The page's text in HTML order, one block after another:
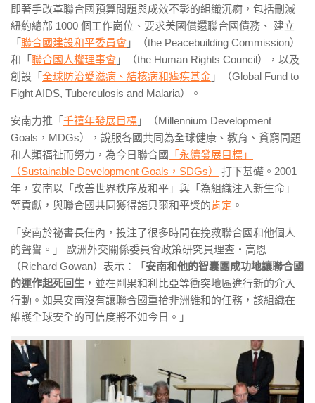
即著手改革聯合國預算問題與成效不彰的組織沉痾，包括刪減
紐約總部 1000 個工作崗位、要求美國償還聯合國債務、 建立
「 聯合國建設和平委員會 」（the Peacebuilding Commission）
和「 聯合國人權理事會 」（the Human Rights Council），以及
創設「 全球防治愛滋病、結核病和瘧疾基金 」（Global Fund to
Fight AIDS, Tuberculosis and Malaria）。
安南力推「 千禧年發展目標 」（Millennium Development
Goals，MDGs），說服各國共同為全球健康、教育、貧窮問題
和人類福祉而努力，為今日聯合國
「永續發展目標」
（Sustainable Development Goals，SDGs）
打下基礎。2001
年，安南以「改善世界秩序及和平」與「為組織注入新生命」
等貢獻，與聯合國共同獲得諾貝爾和平獎的肯定 。
「安南於祕書長任內，投注了很多時間在挽救聯合國和他個人
的聲譽。」 歐洲外交關係委員會政策研究員理查・高恩
（Richard Gowan）表示：「 安南和他的智囊團成功地讓聯合國
的運作起死回生 ，並在剛果和利比亞等衝突地區進行新的介入
行動。如果安南沒有讓聯合國重拾非洲維和的任務，該組織在
維護全球安全的可信度將不如今日。」